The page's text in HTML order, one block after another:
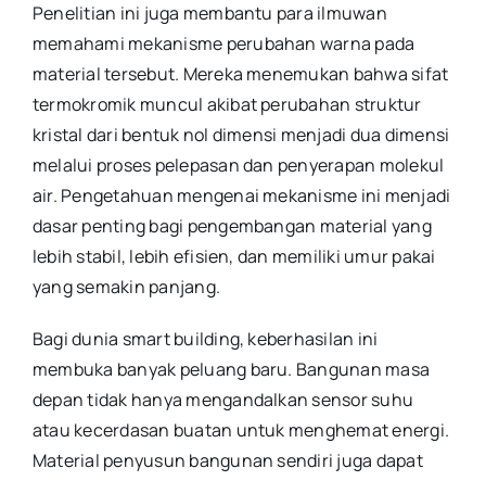
Penelitian ini juga membantu para ilmuwan
memahami mekanisme perubahan warna pada
material tersebut. Mereka menemukan bahwa sifat
termokromik muncul akibat perubahan struktur
kristal dari bentuk nol dimensi menjadi dua dimensi
melalui proses pelepasan dan penyerapan molekul
air. Pengetahuan mengenai mekanisme ini menjadi
dasar penting bagi pengembangan material yang
lebih stabil, lebih efisien, dan memiliki umur pakai
yang semakin panjang.
Bagi dunia smart building, keberhasilan ini
membuka banyak peluang baru. Bangunan masa
depan tidak hanya mengandalkan sensor suhu
atau kecerdasan buatan untuk menghemat energi.
Material penyusun bangunan sendiri juga dapat